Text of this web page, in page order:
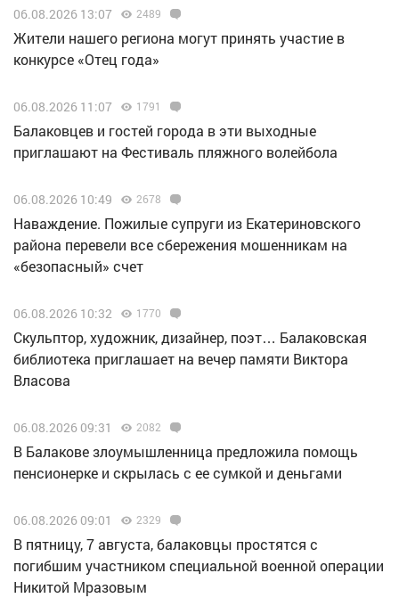
06.08.2026 13:07 2489
Жители нашего региона могут принять участие в
конкурсе «Отец года»
06.08.2026 11:07 1791
Балаковцев и гостей города в эти выходные
приглашают на Фестиваль пляжного волейбола
06.08.2026 10:49 2678
Наваждение. Пожилые супруги из Екатериновского
района перевели все сбережения мошенникам на
«безопасный» счет
06.08.2026 10:32 1770
Скульптор, художник, дизайнер, поэт… Балаковская
библиотека приглашает на вечер памяти Виктора
Власова
06.08.2026 09:31 2082
В Балакове злоумышленница предложила помощь
пенсионерке и скрылась с ее сумкой и деньгами
06.08.2026 09:01 2329
В пятницу, 7 августа, балаковцы простятся с
погибшим участником специальной военной операции
Никитой Мразовым